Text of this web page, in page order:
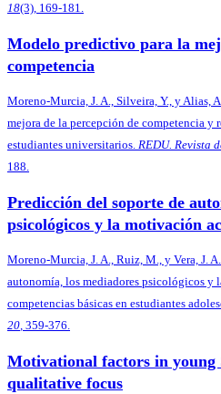
18(3), 169‐181.
Modelo predictivo para la
competencia
Moreno-Murcia, J. A., Silveira, Y., y Alias,
mejora de la percepción de competencia y
estudiantes universitarios. REDU. Revista
188.
Predicción del soporte de
psicológicos y la motivación
Moreno-Murcia, J. A., Ruiz, M., y Vera, J.
autonomía, los mediadores psicológicos y
competencias básicas en estudiantes
20, 359-376.
Motivational factors in young
qualitative focus